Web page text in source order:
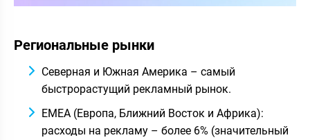
Региональные рынки
Северная и Южная Америка – самый
быстрорастущий рекламный рынок.
EMEA (Европа, Ближний Восток и Африка):
расходы на рекламу – более 6% (значительный